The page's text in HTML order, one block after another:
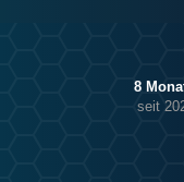
8
seit